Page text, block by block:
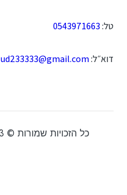
טל:0543971663
דוא״ל:ud233333@gmail.com
כל הזכויות שמורות © 2023 AVIDAN JEWELRY